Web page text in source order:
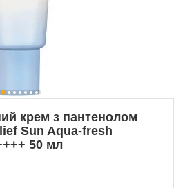
крем з пантенолом
Sun Aqua-fresh
50 мл